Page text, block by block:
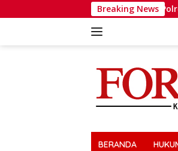
ke
Breaking News
Polres Humbahas
BERANDA